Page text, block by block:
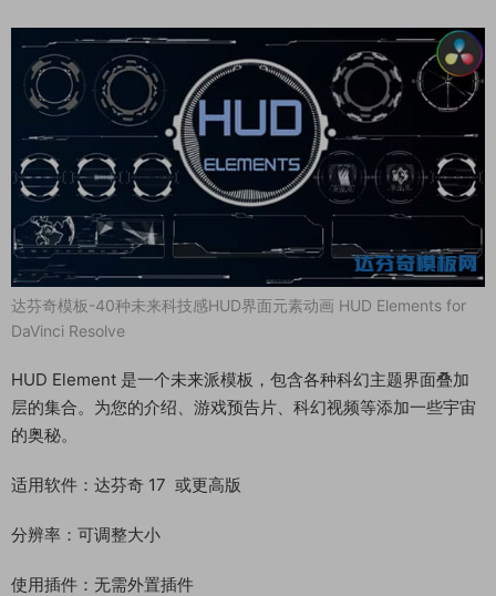
达芬奇模板-40种未来科技感HUD界面元素动画 HUD Elements for
DaVinci Resolve
HUD Element 是一个未来派模板，包含各种科幻主题界面叠加
层的集合。为您的介绍、游戏预告片、科幻视频等添加一些宇宙
的奥秘。
适用软件：达芬奇 17 或更高版
分辨率：可调整大小
使用插件：无需外置插件